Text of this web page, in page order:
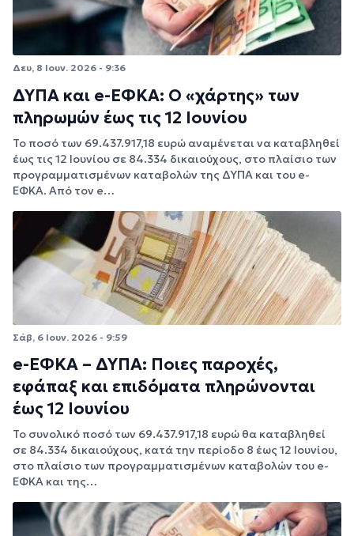
Δευ, 8 Ιουν. 2026 - 9:36
ΔΥΠΑ και e-ΕΦΚΑ: Ο «χάρτης» των
πληρωμών έως τις 12 Ιουνίου
Το ποσό των 69.437.917,18 ευρώ αναμένεται να καταβληθεί
έως τις 12 Ιουνίου σε 84.334 δικαιούχους, στο πλαίσιο των
προγραμματισμένων καταβολών της ΔΥΠΑ και του e-
ΕΦΚΑ. Από τον e…
Σάβ, 6 Ιουν. 2026 - 9:59
e-ΕΦΚΑ – ΔΥΠΑ: Ποιες παροχές,
εφάπαξ και επιδόματα πληρώνονται
έως 12 Ιουνίου
Το συνολικό ποσό των 69.437.917,18 ευρώ θα καταβληθεί
σε 84.334 δικαιούχους, κατά την περίοδο 8 έως 12 Ιουνίου,
στο πλαίσιο των προγραμματισμένων καταβολών του e-
ΕΦΚΑ και της…